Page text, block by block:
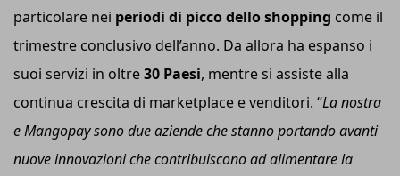
particolare nei periodi di picco dello shopping come il
trimestre conclusivo dell’anno. Da allora ha espanso i
suoi servizi in oltre30 Paesi, mentre si assiste alla
continua crescita di marketplace e venditori. “La nostra
e Mangopay sono due aziende che stanno portando avanti
nuove innovazioni che contribuiscono ad alimentare la